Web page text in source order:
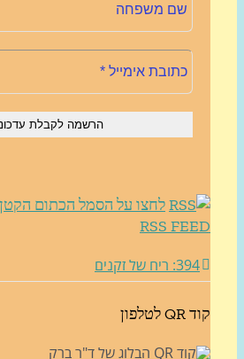
לחצו על הסמל הכתום הקטן
RSS